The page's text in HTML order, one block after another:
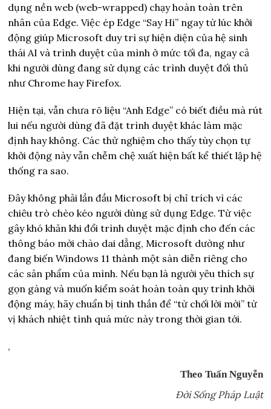
dụng nền web (web-wrapped) chạy hoàn toàn trên
nhân của Edge. Việc ép Edge “Say Hi” ngay từ lúc khởi
động giúp Microsoft duy trì sự hiện diện của hệ sinh
thái AI và trình duyệt của mình ở mức tối đa, ngay cả
khi người dùng đang sử dụng các trình duyệt đối thủ
như Chrome hay Firefox.
Hiện tại, vẫn chưa rõ liệu “Anh Edge” có biết điều mà rút
lui nếu người dùng đã đặt trình duyệt khác làm mặc
định hay không. Các thử nghiệm cho thấy tùy chọn tự
khởi động này vẫn chễm chệ xuất hiện bất kể thiết lập hệ
thống ra sao.
Đây không phải lần đầu Microsoft bị chỉ trích vì các
chiêu trò chèo kéo người dùng sử dụng Edge. Từ việc
gây khó khăn khi đổi trình duyệt mặc định cho đến các
thông báo mời chào dai dẳng, Microsoft dường như
đang biến Windows 11 thành một sàn diễn riêng cho
các sản phẩm của mình. Nếu bạn là người yêu thích sự
gọn gàng và muốn kiểm soát hoàn toàn quy trình khởi
động máy, hãy chuẩn bị tinh thần để “từ chối lời mời” từ
vị khách nhiệt tình quá mức này trong thời gian tới.
,
Theo Tuấn Nguyễn
Đời Sống Pháp Luật